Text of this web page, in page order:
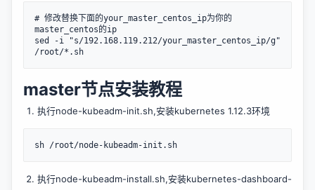
# 修改替换下面的your_master_centos_ip为你的
master_centos的ip
sed -i "s/192.168.119.212/your_master_centos_ip/g"
master节点安装教程
执行node-kubeadm-init.sh,安装kubernetes 1.12.3环境
执行node-kubeadm-install.sh,安装kubernetes-dashboard-